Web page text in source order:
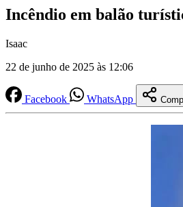
Incêndio em balão
Isaac
22 de junho de 2025 às 12:06
Facebook WhatsApp